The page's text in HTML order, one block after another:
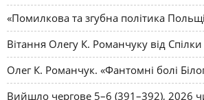
«Помилкова та згубна політика
Вітання Олегу К. Романчуку від Спілки
Олег К. Романчук. «Фантомні болі
Вийшло чергове 5–6 (391–392), 2026